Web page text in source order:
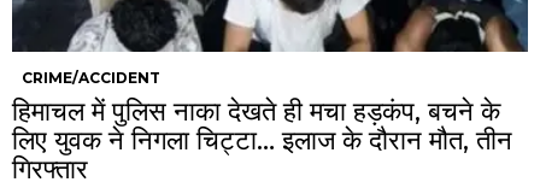
CRIME/ACCIDENT
हिमाचल में पुलिस नाका देखते ही मचा हड़कंप, बचने के
लिए युवक ने निगला चिट्टा… इलाज के दौरान मौत, तीन
गिरफ्तार